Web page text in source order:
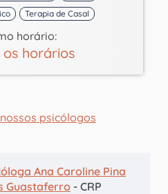
Terapia de Casal
horário:
horários
psicólogos
Ana Caroline Pina
Guastaferro - CRP